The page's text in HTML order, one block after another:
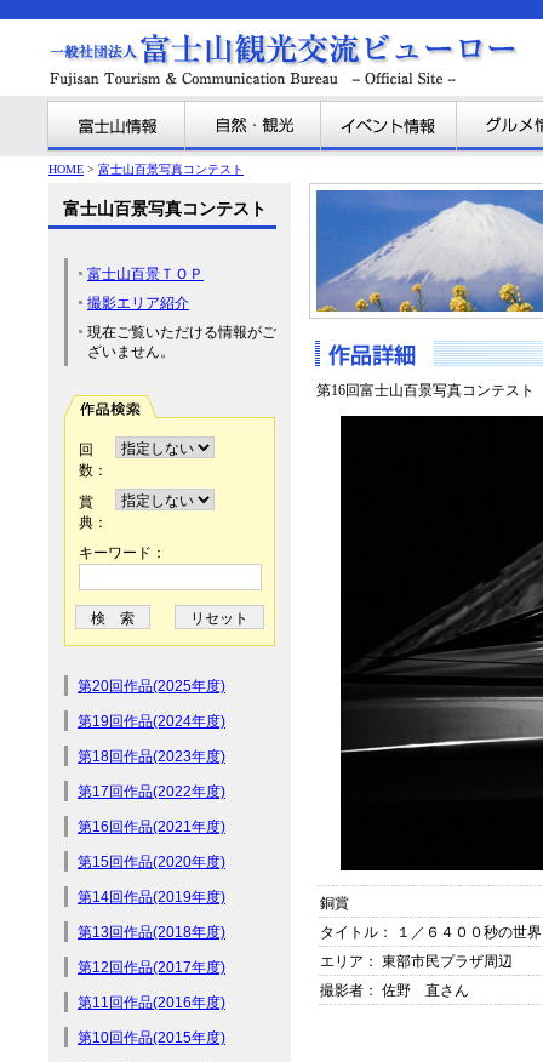
HOME > 富士山百景写真コンテスト
富士山百景写真コンテスト
富士山百景ＴＯＰ
撮影エリア紹介
現在ご覧いただける情報がご
ざいません。
回
数：
賞
典：
キーワード：
第20回作品(2025年度)
第19回作品(2024年度)
第18回作品(2023年度)
第17回作品(2022年度)
第16回作品(2021年度)
第15回作品(2020年度)
第14回作品(2019年度)
第13回作品(2018年度)
第12回作品(2017年度)
第11回作品(2016年度)
第10回作品(2015年度)
第16回富士山百景写真コンテスト
銅賞
タイトル： １／６４００秒の世界
エリア： 東部市民プラザ周辺
撮影者： 佐野 直さん